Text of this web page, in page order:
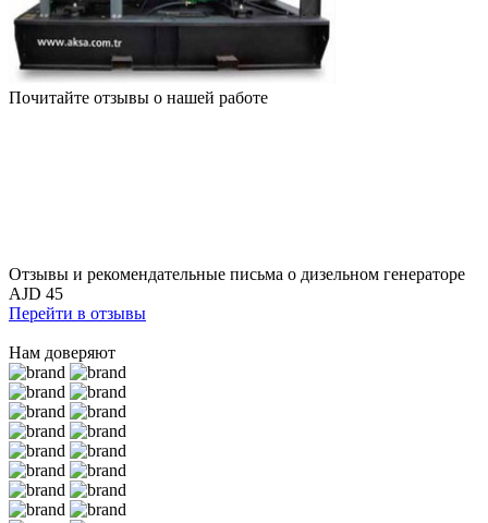
Почитайте отзывы о нашей работе
Отзывы и рекомендательные письма о дизельном генераторе
AJD 45
Перейти в отзывы
Нам доверяют